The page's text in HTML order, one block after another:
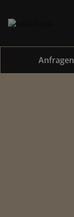
Anfragen